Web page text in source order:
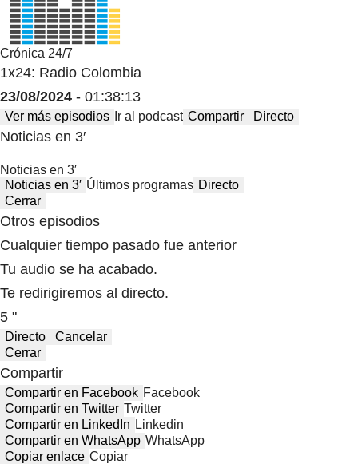
Crónica 24/7
1x24: Radio Colombia
23/08/2024 - 01:38:13
Ver más episodios Ir al podcast Compartir Directo
Noticias en 3′
Noticias en 3′
Noticias en 3′ Últimos programas Directo
Cerrar
Otros episodios
Cualquier tiempo pasado fue anterior
Tu audio se ha acabado.
Te redirigiremos al directo.
5 "
Directo
Cancelar
Cerrar
Compartir
Compartir en Facebook Facebook
Compartir en Twitter Twitter
Compartir en LinkedIn Linkedin
Compartir en WhatsApp WhatsApp
Copiar enlace Copiar